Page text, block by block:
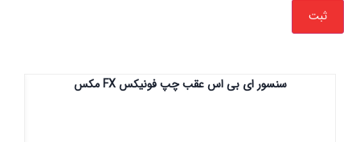
سنسور ای بی اس عقب چپ فونیکس FX مکس